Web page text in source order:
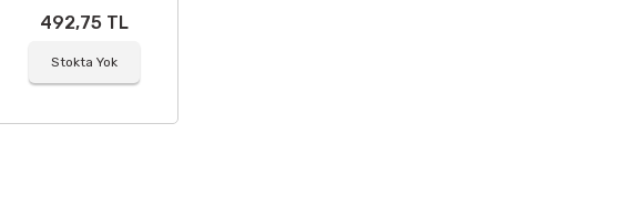
Set 8B, 8T
492,75 TL
Stokta Yok